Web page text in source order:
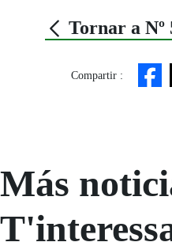
Tornar a Nº
Compartir :
Más